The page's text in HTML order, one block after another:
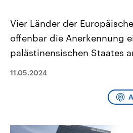
Aktuelle Beiträge, Analysen und
Hintergründe
Wirtschaftlich und militärisch
den mächtigsten Ländern der Erde,
Vier Länder der
offenbar die Anerkennung
palästinensischen Staates
11.05.2024